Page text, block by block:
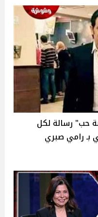
حب" رسالة لكل
بـ رامي صبري